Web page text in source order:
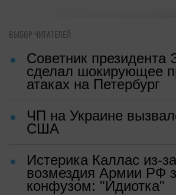
ВЫБОР ЧИТАТЕЛЕЙ
Советник президента
сделал шокирующее
атаках на Петербург
ЧП на Украине
США
Истерика Каллас из-
возмездия Армии РФ
конфузом: "Идиотка"